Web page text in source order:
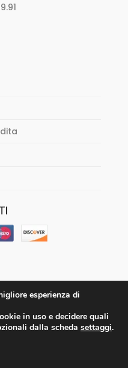
su appuntamento
esperienza di
in uso e decidere quali
dalla scheda settaggi.